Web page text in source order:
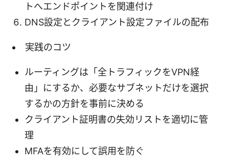
トへエンドポイントを関連付け
DNS設定とクライアント設定ファイルの配布
実践のコツ
ルーティングは「全トラフィックをVPN経
由」にするか、必要なサブネットだけを選択
するかの方針を事前に決める
クライアント証明書の失効リストを適切に管
理
MFAを有効にして誤用を防ぐ